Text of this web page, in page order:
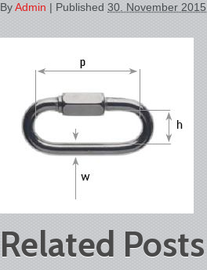
ByAdmin | Published 30. November 2015
Related Posts